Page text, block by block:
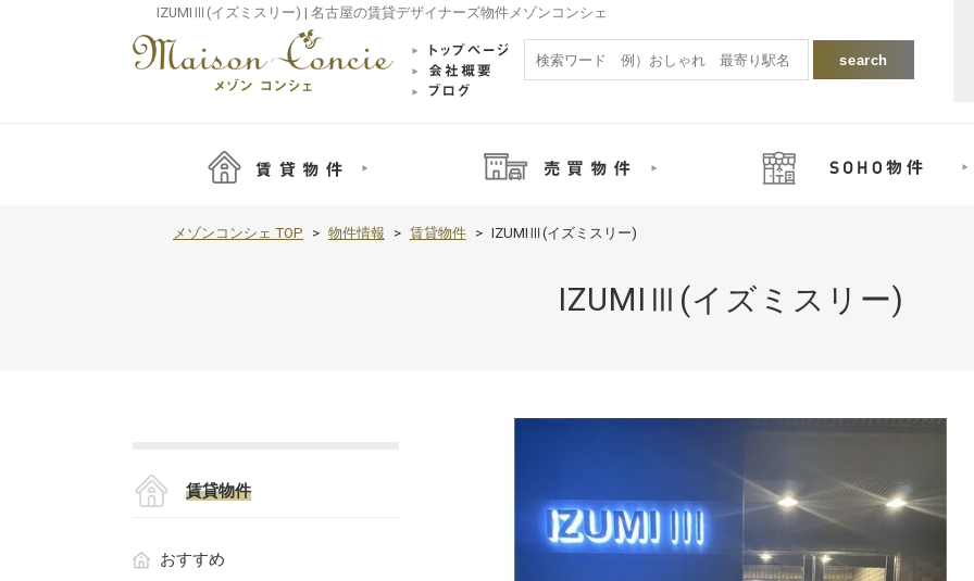
IZUMIⅢ(イズミスリー) | 名古屋の賃貸デザイナーズ物件メゾンコンシェ
メゾンコンシェ TOP 物件情報 賃貸物件 IZUMIⅢ(イズミスリー)
IZUMIⅢ(イズミスリー)
賃貸物件
おすすめ